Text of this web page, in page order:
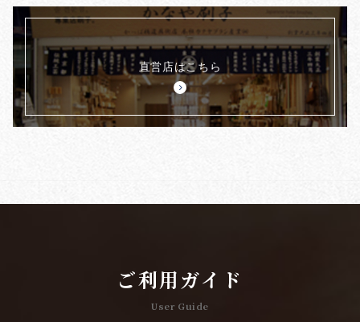
直営店はこちら
ご利用ガイド
User Guide